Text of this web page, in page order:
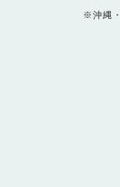
※沖縄